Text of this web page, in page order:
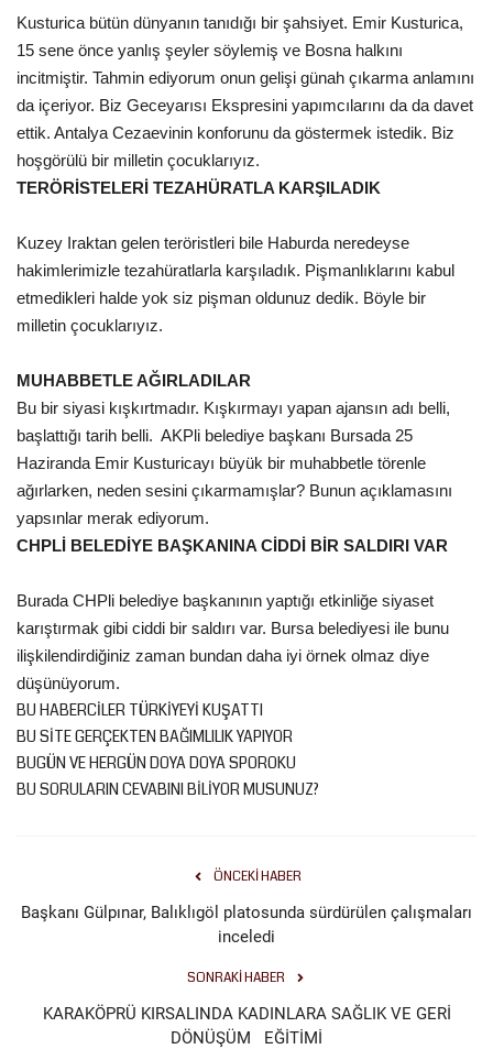
Kusturica bütün dünyanın tanıdığı bir şahsiyet. Emir Kusturica,
15 sene önce yanlış şeyler söylemiş ve Bosna halkını
incitmiştir. Tahmin ediyorum onun gelişi günah çıkarma anlamını
da içeriyor. Biz Geceyarısı Ekspresini yapımcılarını da da davet
ettik. Antalya Cezaevinin konforunu da göstermek istedik. Biz
hoşgörülü bir milletin çocuklarıyız.
TERÖRİSTELERİ TEZAHÜRATLA KARŞILADIK
Kuzey Iraktan gelen teröristleri bile Haburda neredeyse
hakimlerimizle tezahüratlarla karşıladık. Pişmanlıklarını kabul
etmedikleri halde yok siz pişman oldunuz dedik. Böyle bir
milletin çocuklarıyız.
MUHABBETLE AĞIRLADILAR
Bu bir siyasi kışkırtmadır. Kışkırmayı yapan ajansın adı belli,
başlattığı tarih belli. AKPli belediye başkanı Bursada 25
Haziranda Emir Kusturicayı büyük bir muhabbetle törenle
ağırlarken, neden sesini çıkarmamışlar? Bunun açıklamasını
yapsınlar merak ediyorum.
CHPLİ BELEDİYE BAŞKANINA CİDDİ BİR SALDIRI VAR
Burada CHPli belediye başkanının yaptığı etkinliğe siyaset
karıştırmak gibi ciddi bir saldırı var. Bursa belediyesi ile bunu
ilişkilendirdiğiniz zaman bundan daha iyi örnek olmaz diye
düşünüyorum.
BU HABERCİLER TÜRKİYEYİ KUŞATTI
BU SİTE GERÇEKTEN BAĞIMLILIK YAPIYOR
BUGÜN VE HERGÜN DOYA DOYA SPOROKU
BU SORULARIN CEVABINI BİLİYOR MUSUNUZ?
ÖNCEKI HABER
Başkanı Gülpınar, Balıklıgöl platosunda sürdürülen çalışmaları
inceledi
SONRAKI HABER
KARAKÖPRÜ KIRSALINDA KADINLARA SAĞLIK VE GERİ
DÖNÜŞÜM EĞİTİMİ